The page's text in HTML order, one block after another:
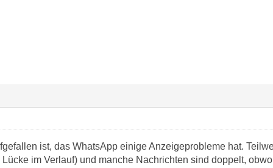
ist, das WhatsApp einige Anzeigeprobleme hat.
im Verlauf) und manche Nachrichten sind doppelt,